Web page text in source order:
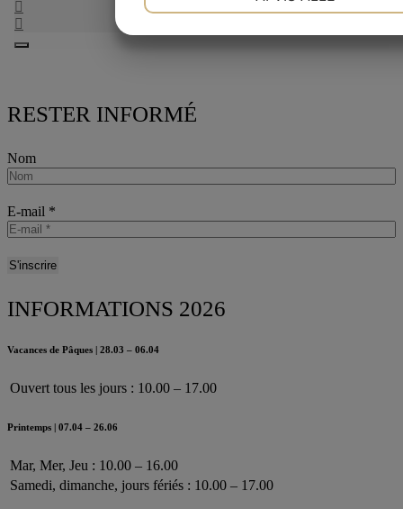
RESTER INFORMÉ
Nom
E-mail *
INFORMATIONS 2026
Vacances de Pâques | 28.03 – 06.04
Ouvert tous les jours : 10.00 – 17.00
Printemps | 07.04 – 26.06
Mar, Mer, Jeu : 10.00 – 16.00
Samedi, dimanche, jours fériés : 10.00 – 17.00